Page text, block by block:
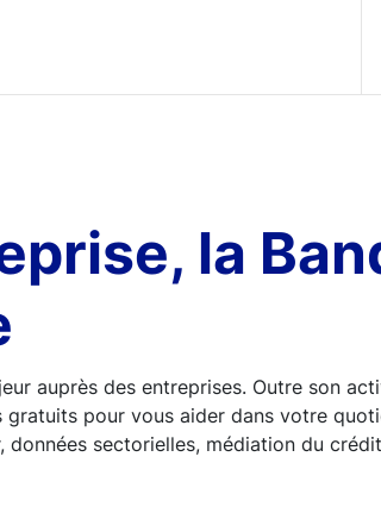
la
auprès des entreprises. Outre son
pour vous aider dans votre
sectorielles, médiation du